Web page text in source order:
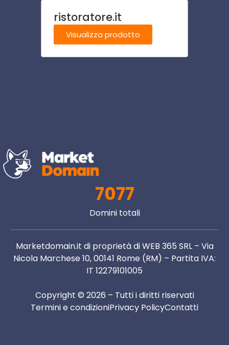
ristoratore.it
Visualizza prodotto
7077
Domini totali
Marketdomain.it di proprietà di WEB 365 SRL – Via
Nicola Marchese 10, 00141 Rome (RM) – Partita IVA:
IT 12279101005
Copyright © 2026 – Tutti i diritti riservati
Termini e condizioniPrivacy PolicyContatti